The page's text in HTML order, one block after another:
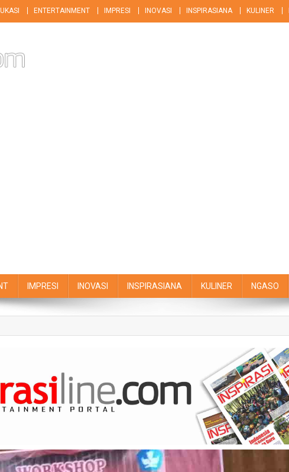
ENTERTAINMENT IMPRESI INOVASI INSPIRASIANA KULINER
IMPRESI INOVASI INSPIRASIANA KULINER NGASO